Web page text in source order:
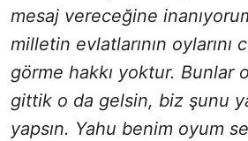
mesaj vereceğine
milletin evlatlarının oylarını
görme hakkı yoktur. Bunlar
gittik o da gelsin, biz şunu
yapsın. Yahu benim oyum